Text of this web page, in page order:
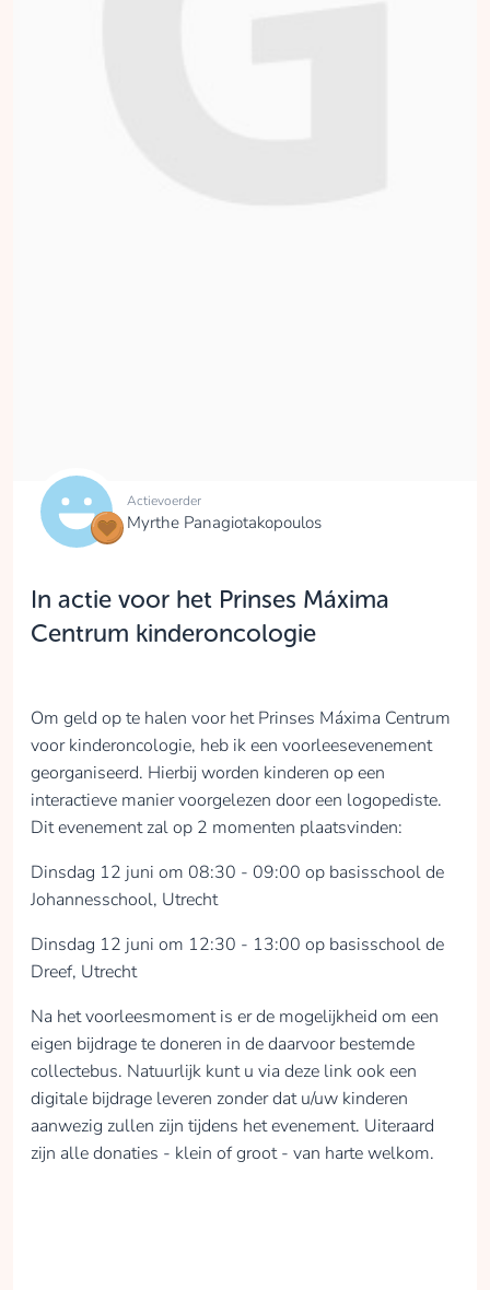
Actievoerder
Myrthe Panagiotakopoulos
In actie voor het Prinses Máxima
Centrum kinderoncologie
Om geld op te halen voor het Prinses Máxima Centrum
voor kinderoncologie, heb ik een voorleesevenement
georganiseerd. Hierbij worden kinderen op een
interactieve manier voorgelezen door een logopediste.
Dit evenement zal op 2 momenten plaatsvinden:
Dinsdag 12 juni om 08:30 - 09:00 op basisschool de
Johannesschool, Utrecht
Dinsdag 12 juni om 12:30 - 13:00 op basisschool de
Dreef, Utrecht
Na het voorleesmoment is er de mogelijkheid om een
eigen bijdrage te doneren in de daarvoor bestemde
collectebus. Natuurlijk kunt u via deze link ook een
digitale bijdrage leveren zonder dat u/uw kinderen
aanwezig zullen zijn tijdens het evenement. Uiteraard
zijn alle donaties - klein of groot - van harte welkom.